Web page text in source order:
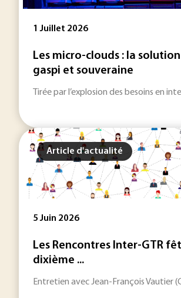
1 Juillet 2026
Les micro-clouds : la
gaspi et souveraine
Tirée par l’explosion des besoins en
Article d'actualité
5 Juin 2026
Les Rencontres Inter-GTR
dixième ...
Entretien avec Jean-François Vautier